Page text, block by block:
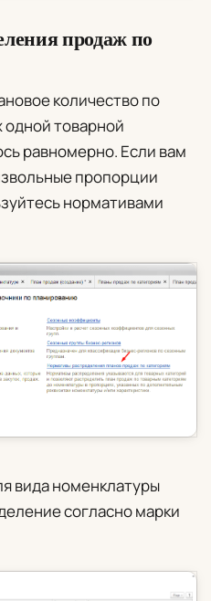
продаж по
количество по
одной товарной
равномерно. Если вам
пропорции
нормативами
вида номенклатуры
согласно марки